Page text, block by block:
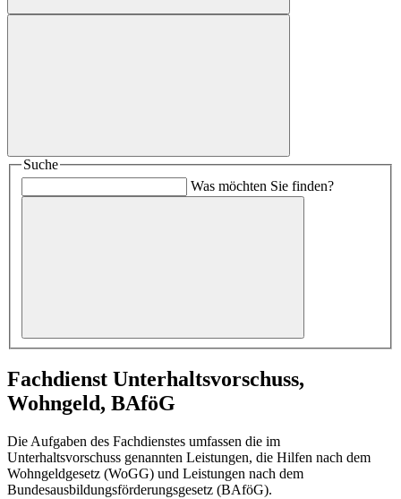
Suche
Was möchten Sie finden?
Fachdienst Unterhaltsvorschuss,
Wohngeld, BAföG
Die Aufgaben des Fachdienstes umfassen die im
Unterhaltsvorschuss genannten Leistungen, die Hilfen nach dem
Wohngeldgesetz (WoGG) und Leistungen nach dem
Bundesausbildungsförderungsgesetz (BAföG).